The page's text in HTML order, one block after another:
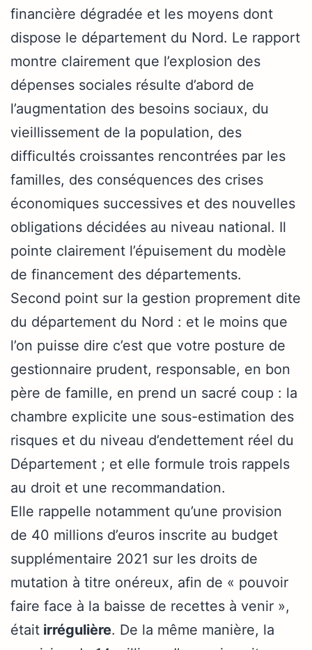
financière dégradée et les moyens dont
dispose le département du Nord. Le rapport
montre clairement que l’explosion des
dépenses sociales résulte d’abord de
l’augmentation des besoins sociaux, du
vieillissement de la population, des
difficultés croissantes rencontrées par les
familles, des conséquences des crises
économiques successives et des nouvelles
obligations décidées au niveau national. Il
pointe clairement l’épuisement du modèle
de financement des départements.
Second point sur la gestion proprement dite
du département du Nord : et le moins que
l’on puisse dire c’est que votre posture de
gestionnaire prudent, responsable, en bon
père de famille, en prend un sacré coup : la
chambre explicite une sous-estimation des
risques et du niveau d’endettement réel du
Département ; et elle formule trois rappels
au droit et une recommandation.
Elle rappelle notamment qu’une provision
de 40 millions d’euros inscrite au budget
supplémentaire 2021 sur les droits de
mutation à titre onéreux, afin de « pouvoir
faire face à la baisse de recettes à venir »,
était irrégulière. De la même manière, la